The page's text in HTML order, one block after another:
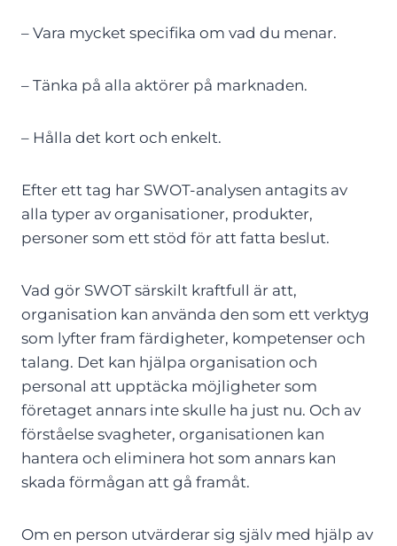
– Vara mycket specifika om vad du menar.
– Tänka på alla aktörer på marknaden.
– Hålla det kort och enkelt.
Efter ett tag har SWOT-analysen antagits av
alla typer av organisationer, produkter,
personer som ett stöd för att fatta beslut.
Vad gör SWOT särskilt kraftfull är att,
organisation kan använda den som ett verktyg
som lyfter fram färdigheter, kompetenser och
talang. Det kan hjälpa organisation och
personal att upptäcka möjligheter som
företaget annars inte skulle ha just nu. Och av
förståelse svagheter, organisationen kan
hantera och eliminera hot som annars kan
skada förmågan att gå framåt.
Om en person utvärderar sig själv med hjälp av